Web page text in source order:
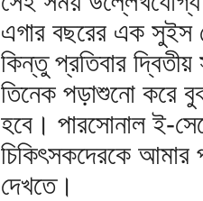
এগার বছরের এক সুইস
কিন্তু প্রতিবার দ্বিতীয়
তিনেক পড়াশুনো করে
হবে। পারসোনাল ই-
চিকিৎসকদেরকে আমার
দেখতে।